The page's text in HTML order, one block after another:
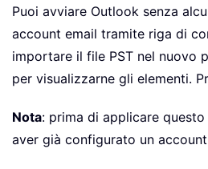
Puoi avviare Outlook senza
account email tramite riga di
importare il file PST nel nuovo
per visualizzarne gli elementi.
Nota: prima di applicare
aver già configurato un